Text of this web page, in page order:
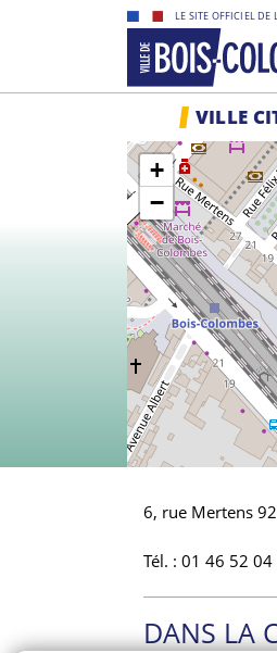
LE SITE OFFICIEL DE
de
la
ville
de
Bois-
Colombes
VILLE
+
−
6, rue Mertens
Tél. : 01 46 52 04
DANS LA